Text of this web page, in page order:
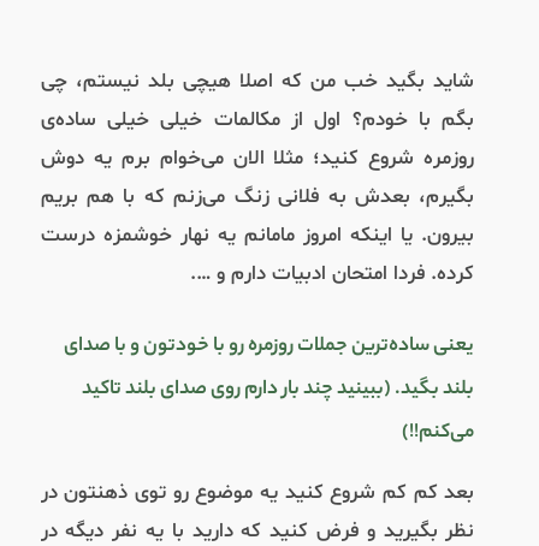
شاید بگید خب من که اصلا هیچی بلد نیستم، چی
بگم با خودم؟ اول از مکالمات خیلی خیلی ساده‌ی
روزمره شروع کنید؛ مثلا الان می‌خوام برم یه دوش
بگیرم، بعدش به فلانی زنگ می‌زنم که با هم بریم
بیرون. یا اینکه امروز مامانم یه نهار خوشمزه درست
کرده. فردا امتحان ادبیات دارم و ….
یعنی ساده‌ترین جملات روزمره رو با خودتون و با صدای
بلند بگید. (ببینید چند بار دارم روی صدای بلند تاکید
می‌کنم!!)
بعد کم کم شروع کنید یه موضوع رو توی ذهنتون در
نظر بگیرید و فرض کنید که دارید با یه نفر دیگه در